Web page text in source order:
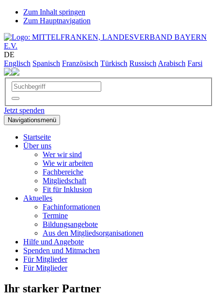
Zum Inhalt springen
Zum Hauptnavigation
DE
Englisch Spanisch Französisch Türkisch Russisch Arabisch Farsi
Jetzt spenden
Navigationsmenü
Startseite
Über uns
Wer wir sind
Wie wir arbeiten
Fachbereiche
Mitgliedschaft
Fit für Inklusion
Aktuelles
Fachinformationen
Termine
Bildungsangebote
Aus den Mitgliedsorganisationen
Hilfe und Angebote
Spenden und Mitmachen
Für Mitglieder
Für Mitglieder
Ihr starker Partner